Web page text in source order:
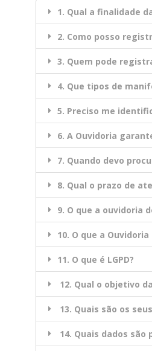
1. Qual a finalidade
2. Como posso
3. Quem pode
4. Que tipos de
5. Preciso me
6. A Ouvidoria
7. Quando devo
8. Qual o prazo de
9. O que a ouvidoria
10. O que a
11. O que é LGPD?
12. Qual o objetivo
13. Quais são os
14. Quais dados são